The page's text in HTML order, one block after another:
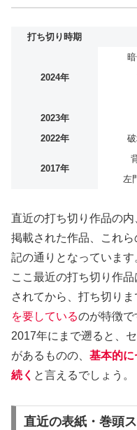
打ち切り時期
2024年
2023年
2022年
2017年
左
直近の打ち切り作品の
掲載された作品、これ
記の通りとなっています
ここ最近の打ち切り作
されてから、打ち切りま
を要しているのが特徴で
2017年にまで遡ると、
があるものの、 基本的に
続く と言えるでしょう。
直近の表紙・巻頭